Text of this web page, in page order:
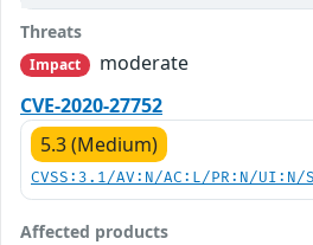
Threats
Impact
moderate
CVE-2020-27752
5.3 (Medium)
CVSS:3.1/AV:N/AC:L/PR:N/
Affected products